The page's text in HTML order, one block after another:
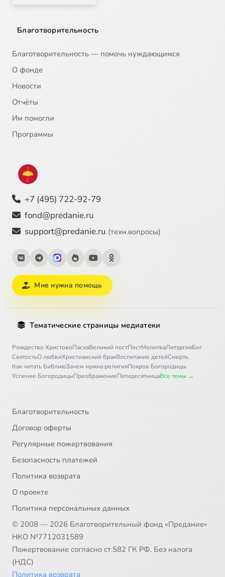
Благотворительность
Благотворительность — помочь нуждающимся
О фонде
Новости
Отчёты
Им помогли
Программы
+7 (495) 722-92-79
fond@predanie.ru
support@predanie.ru (техн.вопросы)
Мне нужна помощь
Тематические страницы медиатеки
Рождество ХристовоПасхаВеликий постПостМолитваЛитургияБог
СвятостьО любвиХристианский бракВоспитание детейСмерть
Как читать БиблиюЗачем нужна религияПокров Богородицы
Успение БогородицыПреображениеПятидесятницаВсе темы →
Благотворительность
Договор оферты
Регулярные пожертвования
Безопасность платежей
Политика возврата
О проекте
Политика персональных данных
© 2008 — 2026 Благотворительный фонд «Предание»
НКО №7712031589
Пожертвование согласно ст.582 ГК РФ. Без налога
(НДС)
Политика возврата